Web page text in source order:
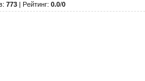
: 773 | Рейтинг: 0.0/0